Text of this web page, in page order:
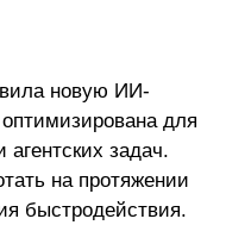
новую ИИ-
для
агентских задач.
на протяжении
быстродействия.